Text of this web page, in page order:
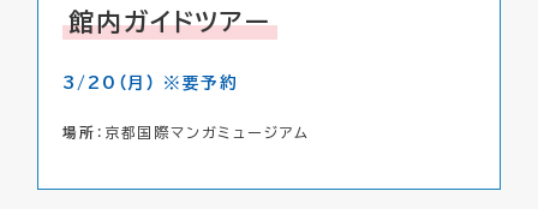
館内ガイドツアー
3/20（月） ※要予約
場所 ：京都国際マンガミュージアム